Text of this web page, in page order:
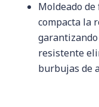
Moldeado
compacta la
resistente
burbujas de